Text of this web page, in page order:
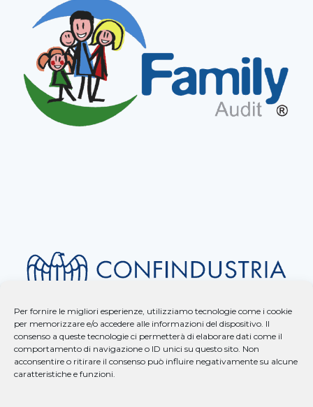
Per fornire le migliori esperienze, utilizziamo tecnologie come i cookie
per memorizzare e/o accedere alle informazioni del dispositivo. Il
consenso a queste tecnologie ci permetterà di elaborare dati come il
comportamento di navigazione o ID unici su questo sito. Non
acconsentire o ritirare il consenso può influire negativamente su alcune
caratteristiche e funzioni.